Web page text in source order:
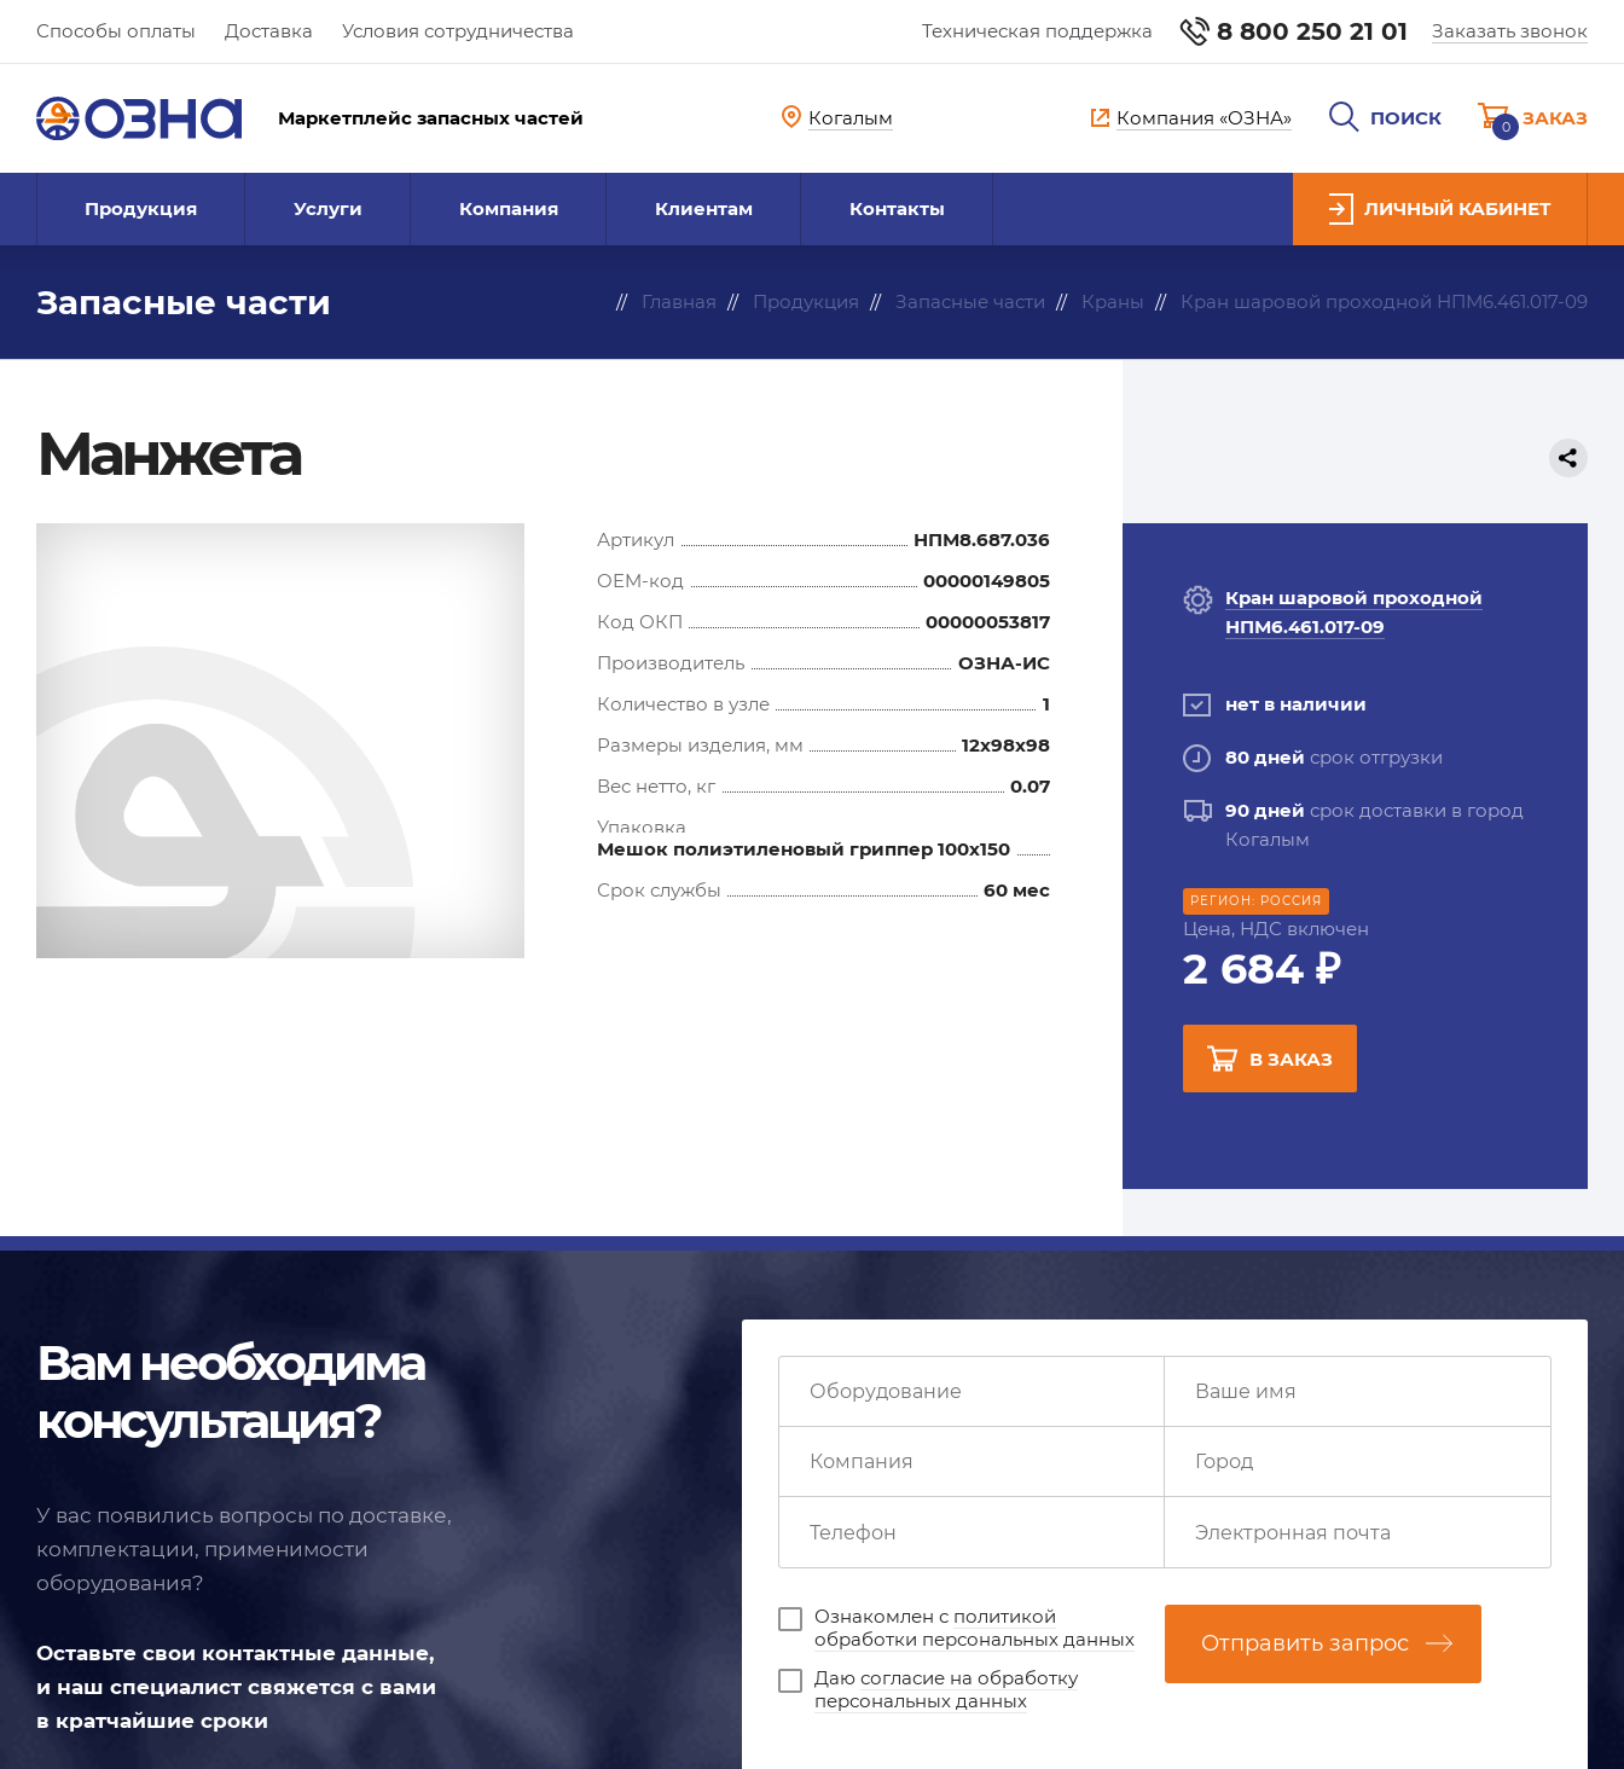
Способы оплаты Доставка Условия сотрудничества Техническая поддержка 8 800 250 21 01 Заказать звонок
Маркетплейс запасных частей Когалым Компания «ОЗНА» ПОИСК 0 ЗАКАЗ
Продукция Услуги Компания Клиентам Контакты ЛИЧНЫЙ КАБИНЕТ
Запасные части Главная Продукция Запасные части Краны Кран шаровой проходной НПМ6.461.017-09
Манжета
Артикул
НПМ8.687.036
OEM-код
00000149805
Код ОКП
00000053817
Производитель
ОЗНА-ИС
Количество в узле
1
Размеры изделия, мм
12x98x98
Вес нетто, кг
0.07
Упаковка
Мешок полиэтиленовый гриппер 100х150
Срок службы
60 мес
Кран шаровой проходной
НПМ6.461.017-09
нет в наличии
80 дней срок отгрузки
90 дней срок доставки в город
Когалым
РЕГИОН: РОССИЯ
Цена, НДС включен
2 684 ₽
В ЗАКАЗ
Вам необходима
консультация?
У вас появились вопросы по доставке,
комплектации, применимости
оборудования?
Оставьте свои контактные данные,
и наш специалист свяжется с вами
в кратчайшие сроки
Ознакомлен с политикой
обработки персональных данных
Даю согласие на обработку
персональных данных
Отправить запрос